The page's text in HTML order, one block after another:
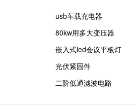
usb车载充电器
80kw用多大变压器
嵌入式led会议平板灯
光伏紧固件
二阶低通滤波电路